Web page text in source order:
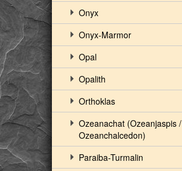
Onyx
Onyx-Marmor
Opal
Opalith
Orthoklas
Ozeanachat (Ozeanjaspis /
Ozeanchalcedon)
Paraiba-Turmalin